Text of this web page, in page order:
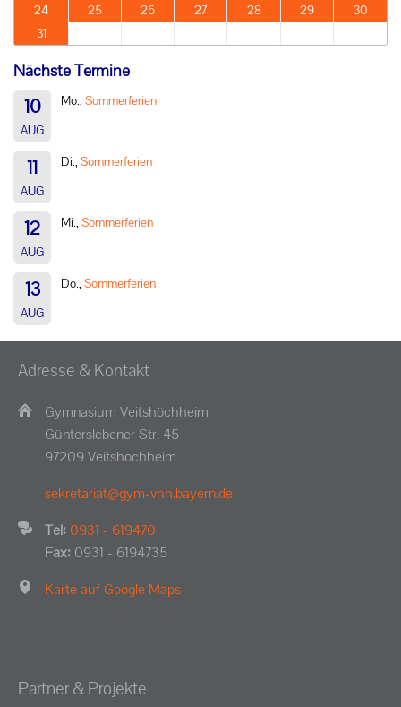
24
25 26 27 28 29
30
31
Nächste Termine
10
AUG
Mo., Sommerferien
11
AUG
Di., Sommerferien
12
AUG
Mi., Sommerferien
13
AUG
Do., Sommerferien
Adresse & Kontakt
Gymnasium Veitshöchheim
Günterslebener Str. 45
97209 Veitshöchheim
sekretariat@gym-vhh.bayern.de
Tel: 0931 - 619470
Fax: 0931 - 6194735
Karte auf Google Maps
Partner & Projekte